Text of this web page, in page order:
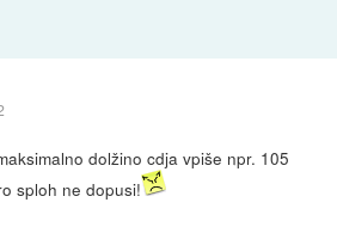
dolžino cdja vpiše npr. 105
sploh ne dopusi!